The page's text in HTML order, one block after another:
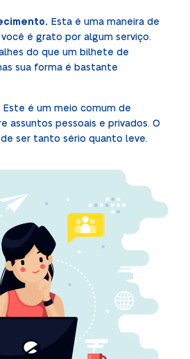
Esta é uma maneira de
é grato por algum serviço.
do que um bilhete de
sua forma é bastante
Este é um meio comum de
assuntos pessoais e privados. O
ser tanto sério quanto leve.